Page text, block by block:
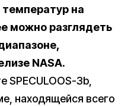
на
можно разглядеть
,
NASA.
SPECULOOS-3b,
находящейся всего